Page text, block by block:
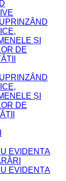
ȘI
DE
ȘI
DE
EVIDENȚA
EVIDENȚA